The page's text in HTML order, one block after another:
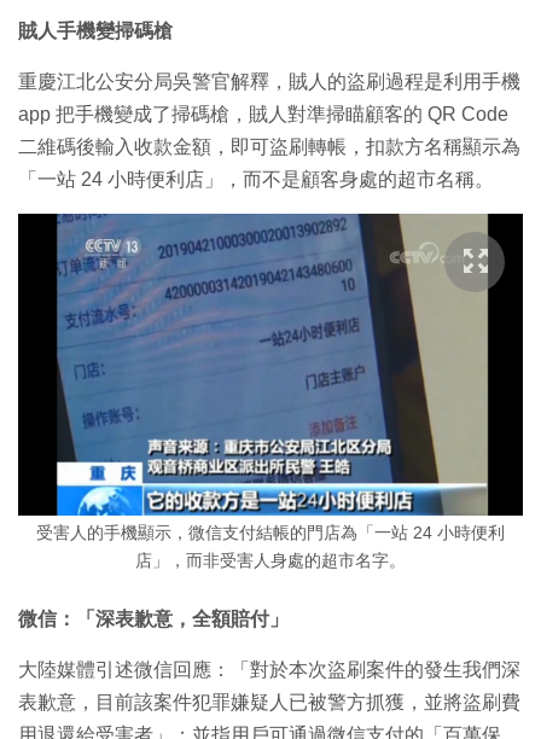
賊人手機變掃碼槍
重慶江北公安分局吳警官解釋，賊人的盜刷過程是利用手機
app 把手機變成了掃碼槍，賊人對準掃瞄顧客的 QR Code
二維碼後輸入收款金額，即可盜刷轉帳，扣款方名稱顯示為
「一站 24 小時便利店」，而不是顧客身處的超市名稱。
受害人的手機顯示，微信支付結帳的門店為「一站 24 小時便利
店」，而非受害人身處的超市名字。
微信：「深表歉意，全額賠付」
大陸媒體引述微信回應：「對於本次盜刷案件的發生我們深
表歉意，目前該案件犯罪嫌疑人已被警方抓獲，並將盜刷費
用退還給受害者」；並指用戶可通過微信支付的「百萬保